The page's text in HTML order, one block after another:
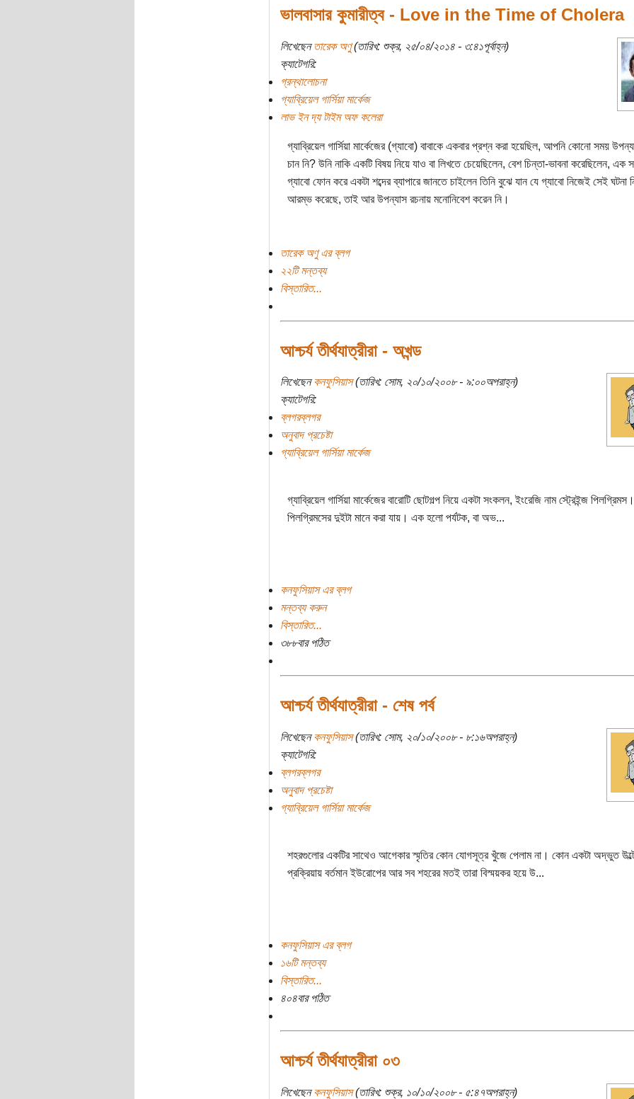
ভালবাসার কুমারীত্ব - Love in the Time of Cholera
লিখেছেনতারেক অণু(তারিখ: শুক্র, ২৫/০৪/২০১৪ - ৩:৪১পূর্বাহ্ন)
ক্যাটেগরি:
গ্রন্থালোচনা
গ্যাব্রিয়েল গার্সিয়া মার্কেজ
লাভ ইন দ্য টাইম অফ কলেরা
গ্যাব্রিয়েল গার্সিয়া মার্কেজের (গ্যাবো) বাবাকে একবার প্রশ্ন করা হয়েছিল, আপনি কোনো সময়
চান নি? উনি নাকি একটি বিষয় নিয়ে যাও বা লিখতে চেয়েছিলেন, বেশ চিন্তা-ভাবনা করেছিলেন, এক
গ্যাবো ফোন করে একটা শব্দের ব্যাপারে জানতে চাইলেন তিনি বুঝে যান যে গ্যাবো নিজেই সেই ঘটনা
আরম্ভ করেছে, তাই আর উপন্যাস রচনায় মনোনিবেশ করেন নি।
তারেক অণু এর ব্লগ
২২টি মন্তব্য
বিস্তারিত...
আশ্চর্য তীর্থযাত্রীরা - অখন্ড
লিখেছেনকনফুসিয়াস(তারিখ: সোম, ২০/১০/২০০৮ - ৯:০০অপরাহ্ন)
ক্যাটেগরি:
ব্লগরব্লগর
অনুবাদ প্রচেষ্টা
গ্যাব্রিয়েল গার্সিয়া মার্কেজ
গ্যাব্রিয়েল গার্সিয়া মার্কেজের বারোটি ছোটগল্প নিয়ে একটা সংকলন, ইংরেজি নাম স্ট্রেইন্জ পিলগ্রিমস।
পিলগ্রিমসের দুইটা মানে করা যায়। এক হলো পর্যটক, বা অভ...
কনফুসিয়াস এর ব্লগ
মন্তব্য করুন
বিস্তারিত...
৩৮৮বার পঠিত
আশ্চর্য তীর্থযাত্রীরা - শেষ পর্ব
লিখেছেনকনফুসিয়াস(তারিখ: সোম, ২০/১০/২০০৮ - ৮:১৬অপরাহ্ন)
ক্যাটেগরি:
ব্লগরব্লগর
অনুবাদ প্রচেষ্টা
গ্যাব্রিয়েল গার্সিয়া মার্কেজ
শহরগুলোর একটির সাথেও আগেকার স্মৃতির কোন যোগসূত্র খুঁজে পেলাম না। কোন একটা অদ্ভুত
প্রক্রিয়ায় বর্তমান ইউরোপের আর সব শহরের মতই তারা বিস্ময়কর হয়ে উ...
কনফুসিয়াস এর ব্লগ
১৬টি মন্তব্য
বিস্তারিত...
৪০৪বার পঠিত
আশ্চর্য তীর্থযাত্রীরা ০৩
লিখেছেনকনফুসিয়াস(তারিখ: শুক্র, ১০/১০/২০০৮ - ৫:৪৭অপরাহ্ন)